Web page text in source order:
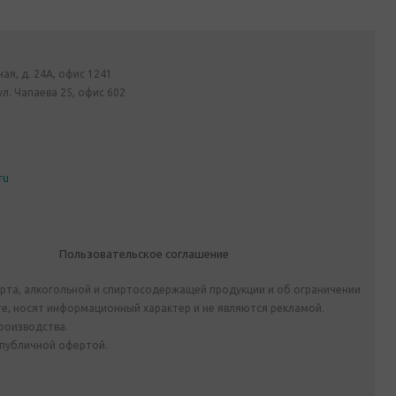
д. 24А, офис 1241
Чапаева 25, офис 602
Пользовательское соглашение
алкогольной и спиртосодержащей продукции и об ограничении
носят информационный характер и не являются рекламой.
офертой.